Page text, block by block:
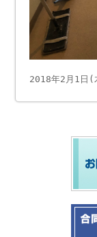
2018年2月1日